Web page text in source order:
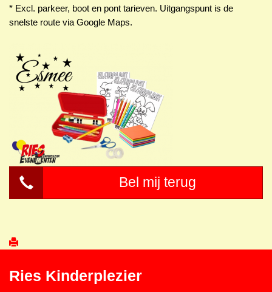
* Excl. parkeer, boot en pont tarieven. Uitgangspunt is de
snelste route via Google Maps.
Bel mij terug
Ries Kinderplezier